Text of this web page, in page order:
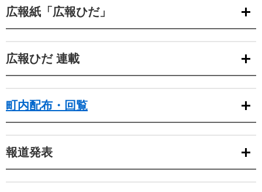
広報紙「広報ひだ」
広報ひだ 連載
町内配布・回覧
報道発表